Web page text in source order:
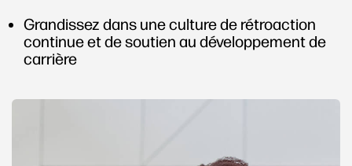
Grandissez dans une culture de rétroaction
continue et de soutien au développement de
carrière